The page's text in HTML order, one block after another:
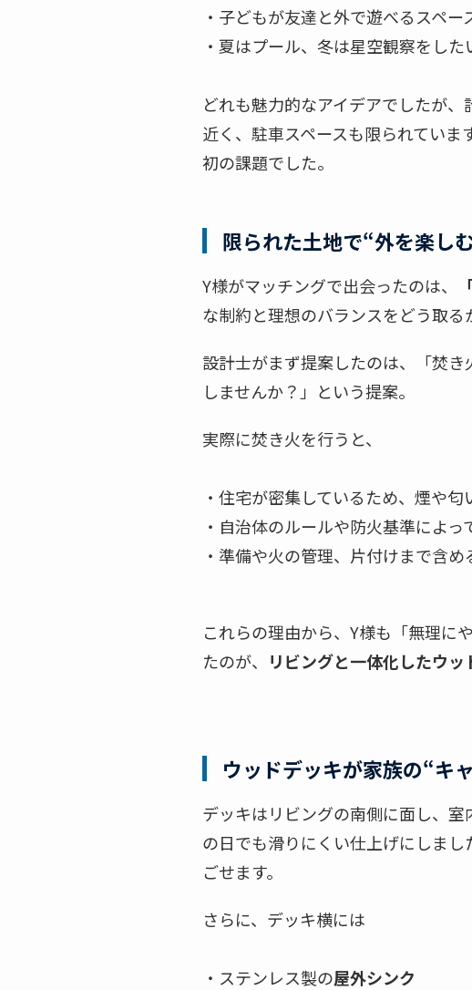
・子どもが友達と外で遊べるスペー
・夏はプール、冬は星空観察をした
どれも魅力的なアイデアでしたが、
近く、駐車スペースも限られてい
初の課題でした。
限られた土地で“外を楽し
Y様がマッチングで出会ったのは、
な制約と理想のバランスをどう取る
設計士がまず提案したのは、「焚き
しませんか？」という提案。
実際に焚き火を行うと、
・住宅が密集しているため、煙や
・自治体のルールや防火基準によ
・準備や火の管理、片付けまで含
これらの理由から、Y様も「無理に
たのが、
リビングと一体化したウ
ウッドデッキが家族の“キ
デッキはリビングの南側に面し、
の日でも滑りにくい仕上げにしまし
ごせます。
さらに、デッキ横には
・ステンレス製の屋外シンク